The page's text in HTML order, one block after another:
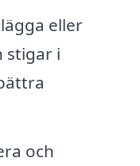
eller
stigar i
och